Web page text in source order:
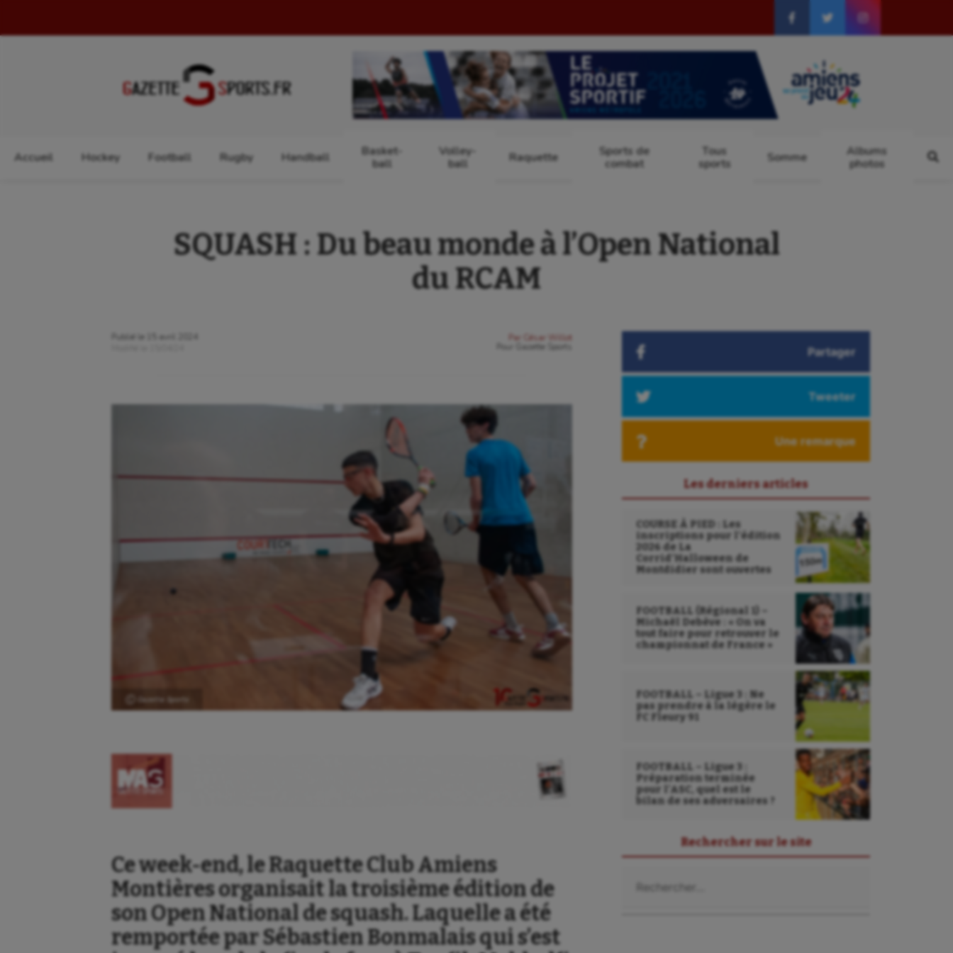
Accueil Hockey Football Rugby Handball
Basket-
ball
Volley-
ball
Raquette
Sports de
combat
Tous
sports
Somme
Albums
photos
Aéronautique
Athlétisme
Auto
Aviron
Danse
Equitation
Escalade
Escrime
Kayak-polo
Korfbal
Longue paume
Moto
Sarbacane
Sauvetage sportif
SQUASH : Du beau monde à l’Open National
du RCAM
Publié le
15 avril 2024
Par
César Willot
Gazette Sports
Ⓒ Gazette Sports
Ce week-end, le Raquette Club Amiens
Montières organisait la troisième édition de
son Open National de squash. Laquelle a été
remportée par Sébastien Bonmalais qui s’est
Partager
Tweeter
Une remarque
Les derniers articles
COURSE À PIED : Les
inscriptions pour l’édition
2026 de La
Corrid’Halloween de
Montdidier sont ouvertes
FOOTBALL (Régional 1) –
Michaël Debève : « On va
tout faire pour retrouver le
championnat de France »
FOOTBALL – Ligue 3 : Ne
pas prendre à la légère le
FC Fleury 91
FOOTBALL – Ligue 3 :
Préparation terminée
pour l’ASC, quel est le
bilan de ses adversaires ?
Rechercher sur le site